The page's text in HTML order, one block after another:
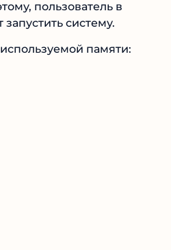
пользователь в
систему.
памяти: